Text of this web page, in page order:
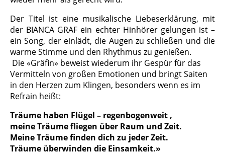
Der Titel ist eine musikalische Liebeserklärung, mit
der BIANCA GRAF ein echter Hinhörer gelungen ist –
ein Song, der einlädt, die Augen zu schließen und die
warme Stimme und den Rhythmus zu genießen.
Die «Gräfin» beweist wiederum ihr Gespür für das
Vermitteln von großen Emotionen und bringt Saiten
in den Herzen zum Klingen, besonders wenn es im
Refrain heißt:
Träume haben Flügel – regenbogenweit ,
meine Träume fliegen über Raum und Zeit.
Meine Träume finden dich zu jeder Zeit.
Träume überwinden die Einsamkeit.»